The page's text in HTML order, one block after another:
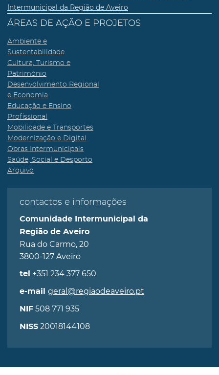
Intermunicipal da Região de Aveiro
ÁREAS DE AÇÃO E PROJETOS
Ambiente e
Sustentabilidade
Cultura, Turismo e
Património
Desenvolvimento Regional
e Economia
Educação e Ensino
Profissional
Mobilidade e Transportes
Modernização e Digital
Obras Intermunicipais
Saúde, Social e Desporto
Arquivo
contactos e informações
Comunidade Intermunicipal da
Região de Aveiro
Rua do Carmo, 20
3800-127 Aveiro
tel +351 234 377 650
e-mail geral@regiaodeaveiro.pt
NIF 508 771 935
NISS 20018144108